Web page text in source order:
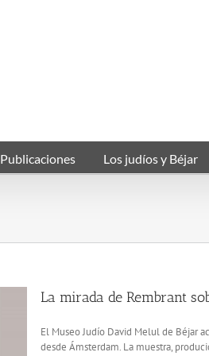
Publicaciones Los judíos y Béjar
La mirada de Rembrant
El Museo Judío David Melul de Béjar
desde Ámsterdam. La muestra,